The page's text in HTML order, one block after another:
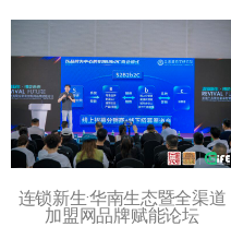
连锁新生·华南生态暨全渠道
加盟网品牌赋能论坛